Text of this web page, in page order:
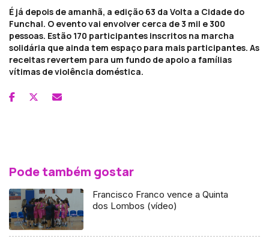
É já depois de amanhã, a edição 63 da Volta a Cidade do
Funchal. O evento vai envolver cerca de 3 mil e 300
pessoas. Estão 170 participantes inscritos na marcha
solidária que ainda tem espaço para mais participantes. As
receitas revertem para um fundo de apoio a famílias
vítimas de violência doméstica.
Pode também gostar
Francisco Franco vence a Quinta
dos Lombos (vídeo)